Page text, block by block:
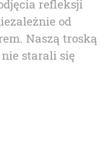
refleksji
od
Naszą troską
starali się